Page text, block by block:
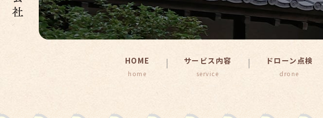
HOME サービス内容 ドローン点検